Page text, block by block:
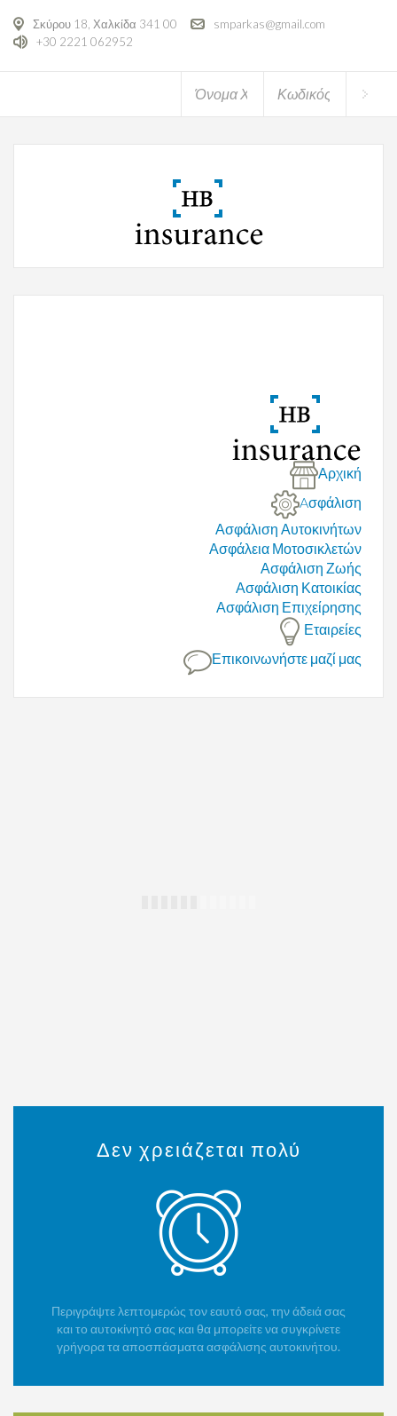
Σκύρου 18, Χαλκίδα 341 00
smparkas@gmail.com
+30 2221 062952
Αρχική
Aσφάλιση
Ασφάλιση Αυτοκινήτων
Ασφάλεια Μοτοσικλετών
Ασφάλιση Ζωής
Ασφάλιση Κατοικίας
Ασφάλιση Επιχείρησης
Εταιρείες
Επικοινωνήστε μαζί μας
Δεν χρειάζεται πολύ
Περιγράψτε λεπτομερώς τον εαυτό σας, την άδειά σας
και το αυτοκίνητό σας και θα μπορείτε να συγκρίνετε
γρήγορα τα αποσπάσματα ασφάλισης αυτοκινήτου.